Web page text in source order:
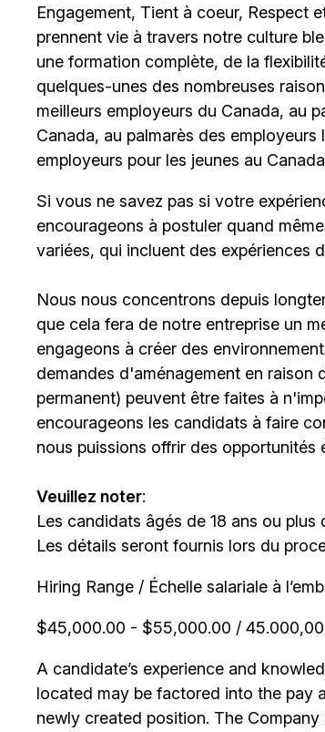
Engagement, Tient à coeur, Respect
prennent vie à travers notre culture
une formation complète, de la
quelques-unes des nombreuses
meilleurs employeurs du Canada, au
Canada, au palmarès des
employeurs pour les jeunes au
Si vous ne savez pas si votre
encourageons à postuler quand
variées, qui incluent des expériences
Nous nous concentrons depuis
que cela fera de notre entreprise un
engageons à créer des
demandes d'aménagement en raison
permanent) peuvent être faites à
encourageons les candidats à faire
nous puissions offrir des opportunités
Veuillez noter:
Les candidats âgés de 18 ans ou
Les détails seront fournis lors du
Hiring Range / Échelle salariale à
$45,000.00 - $55,000.00 /
A candidate’s experience and
located may be factored into the pay
newly created position. The